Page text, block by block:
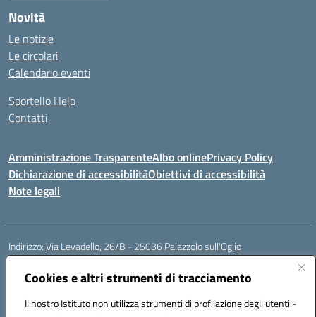
Cookies e altri strumenti di tracciamento
Il nostro Istituto non utilizza strumenti di profilazione degli utenti -
Novità
Le notizie
Le circolari
Calendario eventi
Sportello Help
Contatti
Amministrazione TrasparenteAlbo onlinePrivacy Policy
Dichiarazione di accessibilitàObiettivi di accessibilità
Note legali
Indirizzo:Via Levadello, 26/B - 25036 Palazzolo sull'Oglio
Centralino:
Posta elettronica certificata (PEC):bsis01800p@pec.istruzione.it
Codice fiscale: 91011920179